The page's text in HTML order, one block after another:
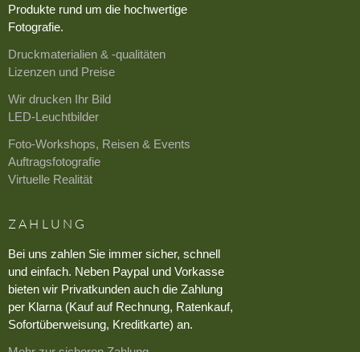
Produkte rund um die hochwertige
Fotografie.
Druckmaterialien & -qualitäten
Lizenzen und Preise
Wir drucken Ihr Bild
LED-Leuchtbilder
Foto-Workshops, Reisen & Events
Auftragsfotografie
Virtuelle Realität
ZAHLUNG
Bei uns zahlen Sie immer sicher, schnell
und einfach. Neben Paypal und Vorkasse
bieten wir Privatkunden auch die Zahlung
per Klarna (Kauf auf Rechnung, Ratenkauf,
Sofortüberweisung, Kreditkarte) an.